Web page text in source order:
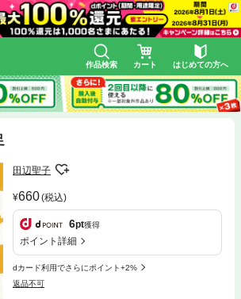
作品検索 カート はじめての方へ
田辺聖子
660(税込)
6pt獲得
ポイント詳細
dカード利用でさらにポイント+2%
返品不可